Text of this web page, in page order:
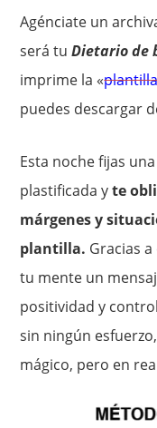
Agénciate un
será tuDietario de
imprime la «
puedes descargar
Esta noche fijas
plastificada yte
márgenes y
plantilla. Gracias
tu mente un
positividad y
sin ningún
mágico, pero en